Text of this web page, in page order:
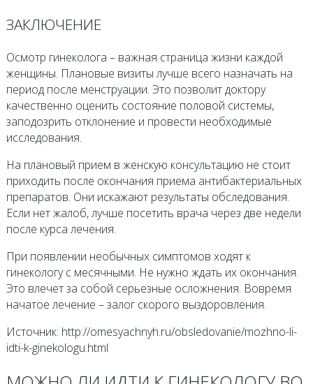
ЗАКЛЮЧЕНИЕ
Осмотр гинеколога – важная страница жизни каждой
женщины. Плановые визиты лучше всего назначать на
период после менструации. Это позволит доктору
качественно оценить состояние половой системы,
заподозрить отклонение и провести необходимые
исследования.
На плановый прием в женскую консультацию не стоит
приходить после окончания приема антибактериальных
препаратов. Они искажают результаты обследования.
Если нет жалоб, лучше посетить врача через две недели
после курса лечения.
При появлении необычных симптомов ходят к
гинекологу с месячными. Не нужно ждать их окончания.
Это влечет за собой серьезные осложнения. Вовремя
начатое лечение – залог скорого выздоровления.
Источник: http://omesyachnyh.ru/obsledovanie/mozhno-li-
idti-k-ginekologu.html